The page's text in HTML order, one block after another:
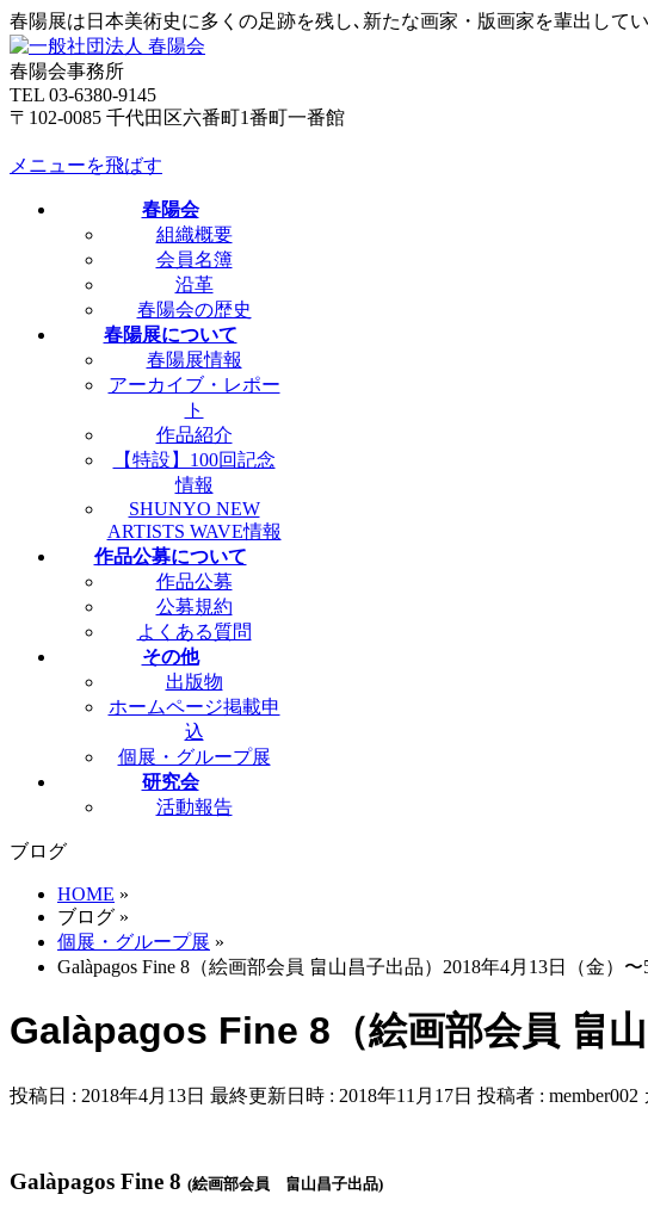
春陽展は日本美術史に多くの足跡を残し､新たな画家・版画家を輩出してい
春陽会事務所
TEL 03-6380-9145
〒102-0085 千代田区六番町1番町一番館
メニューを飛ばす
春陽会
組織概要
会員名簿
沿革
春陽会の歴史
春陽展について
春陽展情報
アーカイブ・レポー
ト
作品紹介
【特設】100回記念
情報
SHUNYO NEW
ARTISTS WAVE情報
作品公募について
作品公募
公募規約
よくある質問
その他
出版物
ホームページ掲載申
込
個展・グループ展
研究会
活動報告
ブログ
HOME »
ブログ »
個展・グループ展 »
Galàpagos Fine 8（絵画部会員 畠山昌子出品）2018年4月13日（金）〜
Galàpagos Fine 8（絵画部会員 畠
投稿日 : 2018年4月13日 最終更新日時 : 2018年11月17日 投稿者 : member002
Galàpagos Fine 8 (絵画部会員 畠山昌子出品)